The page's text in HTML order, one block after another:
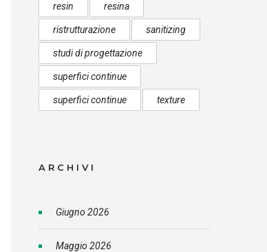
resin resina
ristrutturazione sanitizing
studi di progettazione
superfici continue
superfici continue texture
ARCHIVI
Giugno 2026
Maggio 2026